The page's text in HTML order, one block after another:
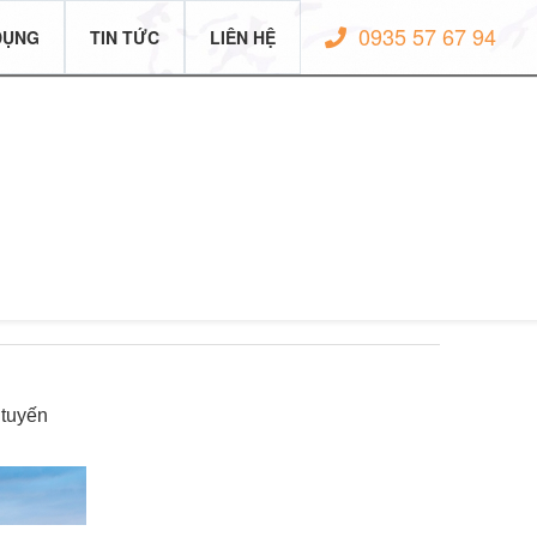
0935 57 67 94
TIN TỨC LIÊN HỆ